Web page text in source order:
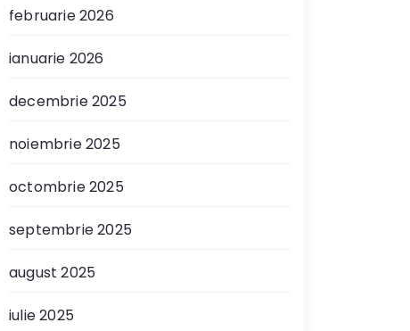
februarie 2026
ianuarie 2026
decembrie 2025
noiembrie 2025
octombrie 2025
septembrie 2025
august 2025
iulie 2025